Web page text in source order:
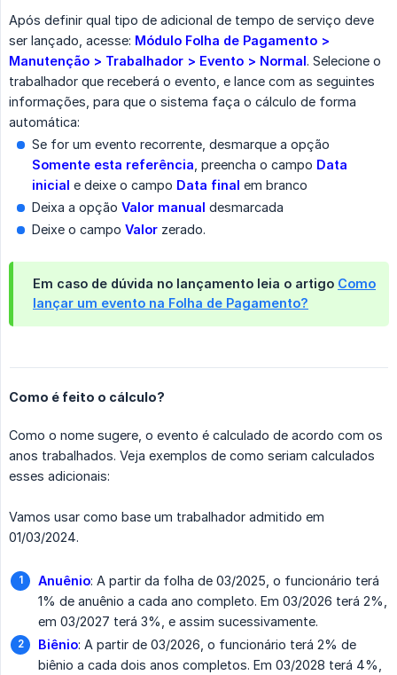
Após definir qual tipo de adicional de tempo de serviço deve
ser lançado, acesse: Módulo Folha de Pagamento >
Manutenção > Trabalhador > Evento > Normal. Selecione o
trabalhador que receberá o evento, e lance com as seguintes
informações, para que o sistema faça o cálculo de forma
automática:
Se for um evento recorrente, desmarque a opção
Somente esta referência , preencha o campo Data
inicial e deixe o campo Data final em branco
Deixa a opção Valor manual desmarcada
Deixe o campo Valor zerado.
Em caso de dúvida no lançamento leia o artigo Como
lançar um evento na Folha de Pagamento?
Como é feito o cálculo?
Como o nome sugere, o evento é calculado de acordo com os
anos trabalhados. Veja exemplos de como seriam calculados
esses adicionais:
Vamos usar como base um trabalhador admitido em
01/03/2024.
Anuênio: A partir da folha de 03/2025, o funcionário terá
1% de anuênio a cada ano completo. Em 03/2026 terá 2%,
em 03/2027 terá 3%, e assim sucessivamente.
Biênio: A partir de 03/2026, o funcionário terá 2% de
biênio a cada dois anos completos. Em 03/2028 terá 4%,